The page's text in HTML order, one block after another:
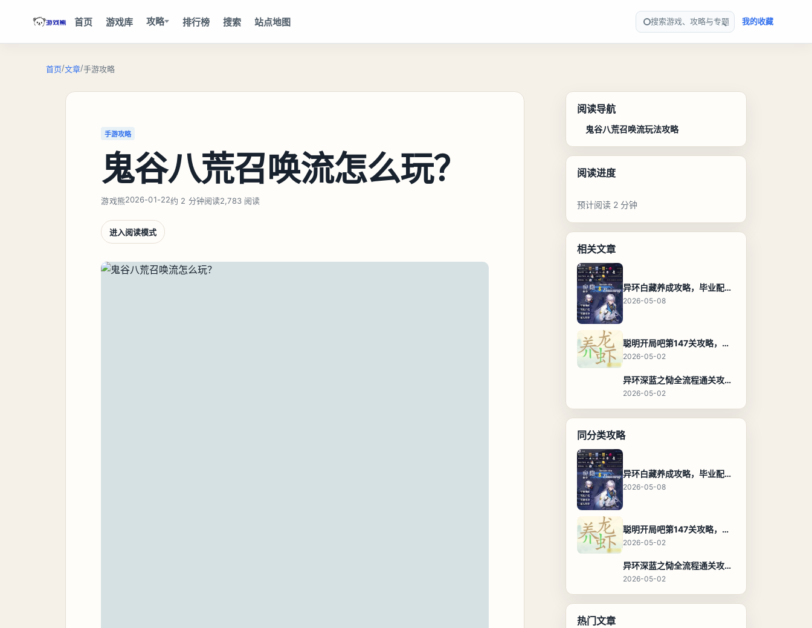
首页 游戏库 攻略 排行榜 搜索 站点地图 搜索游戏、攻略与专题 我的收藏
首页/文章/手游攻略
手游攻略
鬼谷八荒召唤流怎么玩？
游戏熊2026-01-22约 2 分钟阅读2,783 阅读
进入阅读模式
阅读导航
鬼谷八荒召唤流玩法攻略
阅读进度
预计阅读 2 分钟
相关文章
异环白藏养成攻略，毕业配装、技能加点与阵容搭配保姆级解析
2026-05-08
聪明开局吧第147关攻略，养龙虾找出27个常用字通关答案
2026-05-02
异环深蓝之恸全流程通关攻略，教程与隐藏奖励
2026-05-02
同分类攻略
异环白藏养成攻略，毕业配装、技能加点与阵容搭配保姆级解析
2026-05-08
聪明开局吧第147关攻略，养龙虾找出27个常用字通关答案
2026-05-02
异环深蓝之恸全流程通关攻略，教程与隐藏奖励
2026-05-02
热门文章